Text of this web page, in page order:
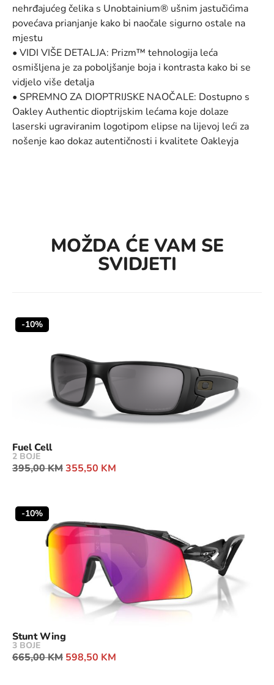
nehrđajućeg čelika s Unobtainium® ušnim jastučićima
povećava prianjanje kako bi naočale sigurno ostale na
mjestu
• VIDI VIŠE DETALJA: Prizm™ tehnologija leća
osmišljena je za poboljšanje boja i kontrasta kako bi se
vidjelo više detalja
• SPREMNO ZA DIOPTRIJSKE NAOČALE: Dostupno s
Oakley Authentic dioptrijskim lećama koje dolaze
laserski ugraviranim logotipom elipse na lijevoj leći za
nošenje kao dokaz autentičnosti i kvalitete Oakleyja
MOŽDA ĆE VAM SE
SVIDJETI
-10%
Fuel Cell
2 BOJE
395,00KM355,50 KM
-10%
Stunt Wing
3 BOJE
665,00KM 598,50 KM